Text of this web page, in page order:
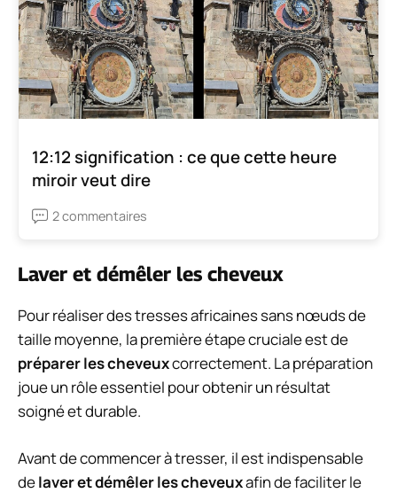
12:12 signification : ce que cette heure
miroir veut dire
2 commentaires
Laver et démêler les cheveux
Pour réaliser des tresses africaines sans nœuds de
taille moyenne, la première étape cruciale est de
préparer les cheveuxcorrectement. La préparation
joue un rôle essentiel pour obtenir un résultat
soigné et durable.
Avant de commencer à tresser, il est indispensable
delaver et démêler les cheveuxafin de faciliter le